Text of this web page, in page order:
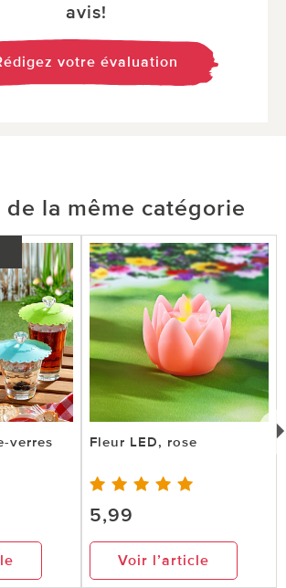
avis!
votre évaluation
la même catégorie
verres Fleur LED, rose
5,99
Voir l’article